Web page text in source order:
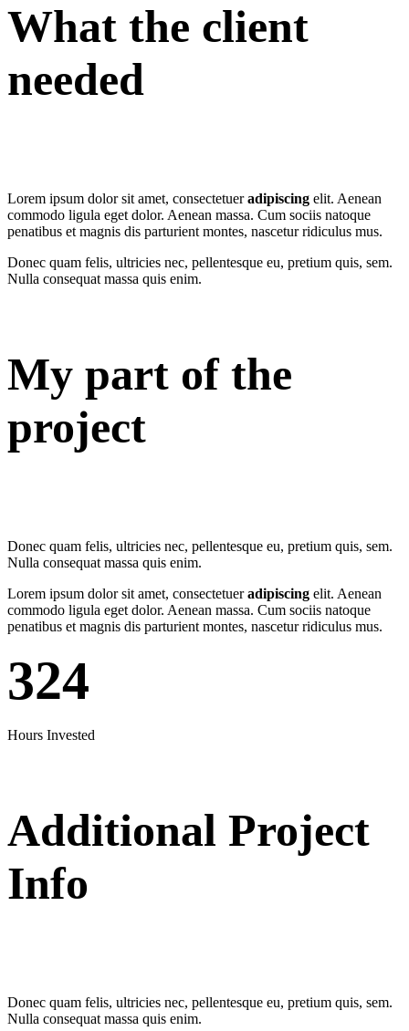
What the client
needed
Lorem ipsum dolor sit amet, consectetueradipiscing elit. Aenean
commodo ligula eget dolor. Aenean massa. Cum sociis natoque
penatibus et magnis dis parturient montes, nascetur ridiculus mus.
Donec quam felis, ultricies nec, pellentesque eu, pretium quis, sem.
Nulla consequat massa quis enim.
My part of the
project
Donec quam felis, ultricies nec, pellentesque eu, pretium quis, sem.
Nulla consequat massa quis enim.
Lorem ipsum dolor sit amet, consectetueradipiscing elit. Aenean
commodo ligula eget dolor. Aenean massa. Cum sociis natoque
penatibus et magnis dis parturient montes, nascetur ridiculus mus.
324
Hours Invested
Additional Project
Info
Donec quam felis, ultricies nec, pellentesque eu, pretium quis, sem.
Nulla consequat massa quis enim.